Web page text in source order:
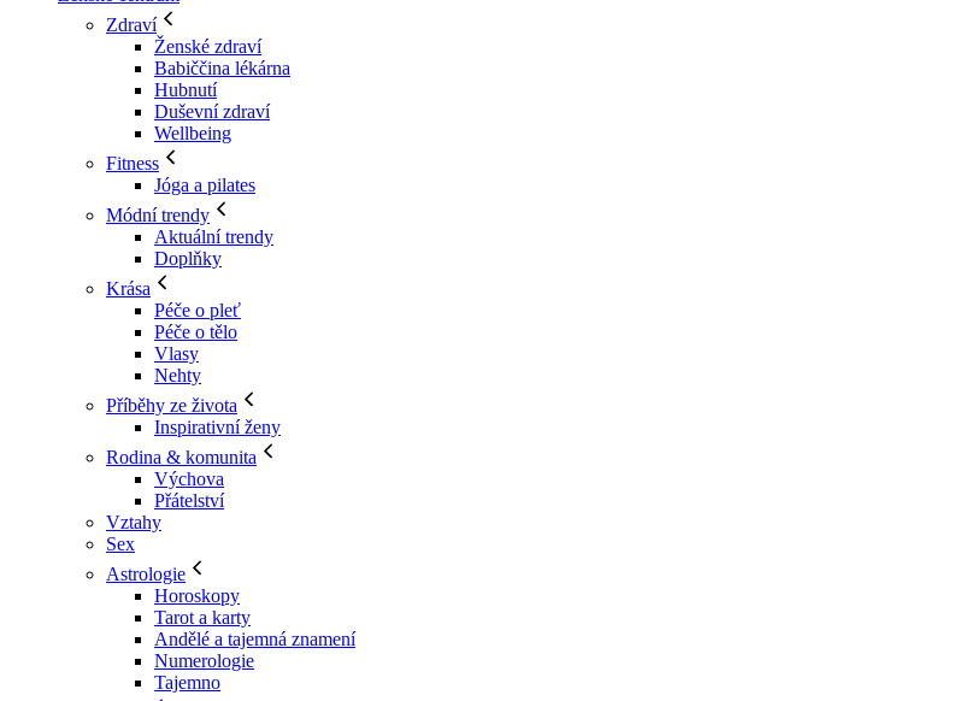
Zdraví
Ženské zdraví
Babiččina lékárna
Hubnutí
Duševní zdraví
Wellbeing
Fitness
Jóga a pilates
Módní trendy
Aktuální trendy
Doplňky
Krása
Péče o pleť
Péče o tělo
Vlasy
Nehty
Příběhy ze života
Inspirativní ženy
Rodina & komunita
Výchova
Přátelství
Vztahy
Sex
Astrologie
Horoskopy
Tarot a karty
Andělé a tajemná znamení
Numerologie
Tajemno